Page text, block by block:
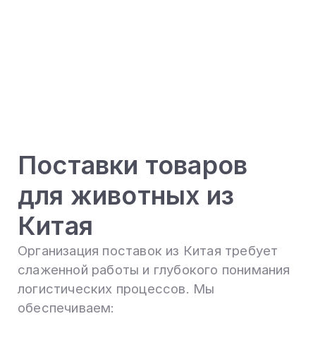
Поставки товаров
для животных из
Китая
Организация поставок из Китая требует
слаженной работы и глубокого понимания
логистических процессов. Мы
обеспечиваем: